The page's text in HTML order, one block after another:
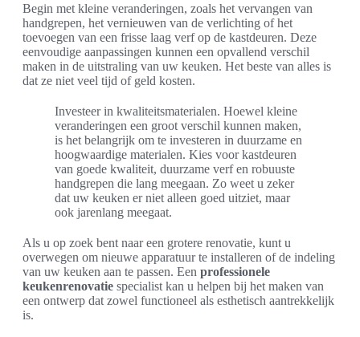
Begin met kleine veranderingen, zoals het vervangen van
handgrepen, het vernieuwen van de verlichting of het
toevoegen van een frisse laag verf op de kastdeuren. Deze
eenvoudige aanpassingen kunnen een opvallend verschil
maken in de uitstraling van uw keuken. Het beste van alles is
dat ze niet veel tijd of geld kosten.
Investeer in kwaliteitsmaterialen. Hoewel kleine
veranderingen een groot verschil kunnen maken,
is het belangrijk om te investeren in duurzame en
hoogwaardige materialen. Kies voor kastdeuren
van goede kwaliteit, duurzame verf en robuuste
handgrepen die lang meegaan. Zo weet u zeker
dat uw keuken er niet alleen goed uitziet, maar
ook jarenlang meegaat.
Als u op zoek bent naar een grotere renovatie, kunt u
overwegen om nieuwe apparatuur te installeren of de indeling
van uw keuken aan te passen. Een professionele
keukenrenovatie specialist kan u helpen bij het maken van
een ontwerp dat zowel functioneel als esthetisch aantrekkelijk
is.